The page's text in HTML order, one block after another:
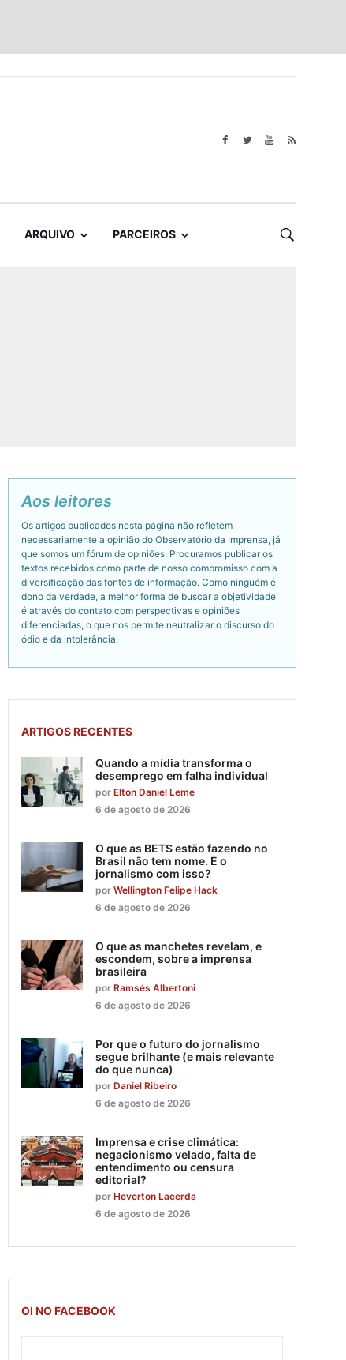
ARQUIVO PARCEIROS
Aos leitores
Os artigos publicados nesta página não refletem
necessariamente a opinião do Observatório da Imprensa, já
que somos um fórum de opiniões. Procuramos publicar os
textos recebidos como parte de nosso compromisso com a
diversificação das fontes de informação. Como ninguém é
dono da verdade, a melhor forma de buscar a objetividade
é através do contato com perspectivas e opiniões
diferenciadas, o que nos permite neutralizar o discurso do
ódio e da intolerância.
ARTIGOS RECENTES
Quando a mídia transforma o
desemprego em falha individual
por Elton Daniel Leme
6 de agosto de 2026
O que as BETS estão fazendo no
Brasil não tem nome. E o
jornalismo com isso?
por Wellington Felipe Hack
6 de agosto de 2026
O que as manchetes revelam, e
escondem, sobre a imprensa
brasileira
por Ramsés Albertoni
6 de agosto de 2026
Por que o futuro do jornalismo
segue brilhante (e mais relevante
do que nunca)
por Daniel Ribeiro
6 de agosto de 2026
Imprensa e crise climática:
negacionismo velado, falta de
entendimento ou censura
editorial?
por Heverton Lacerda
6 de agosto de 2026
OI NO FACEBOOK